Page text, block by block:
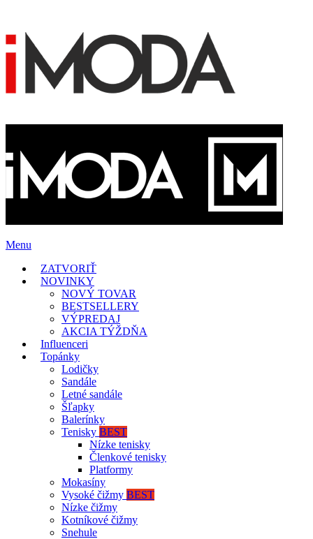
Menu
ZATVORIŤ
NOVINKY
NOVÝ TOVAR
BESTSELLERY
VÝPREDAJ
AKCIA TÝŽDŇA
Influenceri
Topánky
Lodičky
Sandále
Letné sandále
Šľapky
Balerínky
Tenisky BEST
Nízke tenisky
Členkové tenisky
Platformy
Mokasíny
Vysoké čižmy BEST
Nízke čižmy
Kotníkové čižmy
Snehule